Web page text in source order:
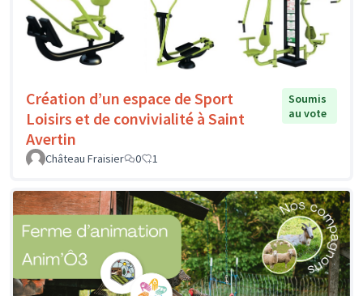
Création d’un espace de Sport
Loisirs et de convivialité à Saint
Avertin
Soumis
au vote
Château Fraisier 0 1